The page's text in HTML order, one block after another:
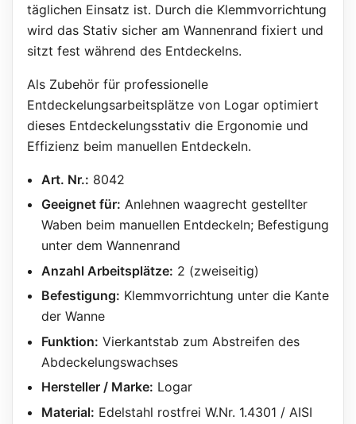
täglichen Einsatz ist. Durch die Klemmvorrichtung
wird das Stativ sicher am Wannenrand fixiert und
sitzt fest während des Entdeckelns.
Als Zubehör für professionelle
Entdeckelungsarbeitsplätze von Logar optimiert
dieses Entdeckelungsstativ die Ergonomie und
Effizienz beim manuellen Entdeckeln.
Art. Nr.: 8042
Geeignet für: Anlehnen waagrecht gestellter
Waben beim manuellen Entdeckeln; Befestigung
unter dem Wannenrand
Anzahl Arbeitsplätze: 2 (zweiseitig)
Befestigung: Klemmvorrichtung unter die Kante
der Wanne
Funktion: Vierkantstab zum Abstreifen des
Abdeckelungswachses
Hersteller / Marke: Logar
Material: Edelstahl rostfrei W.Nr. 1.4301 / AISI